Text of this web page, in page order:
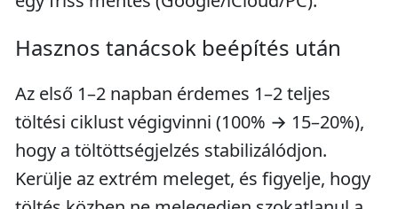
Hasznos tanácsok beépítés után
Az első 1–2 napban érdemes 1–2 teljes
töltési ciklust végigvinni (100% → 15–20%),
hogy a töltöttségjelzés stabilizálódjon.
Kerülje az extrém meleget, és figyelje, hogy